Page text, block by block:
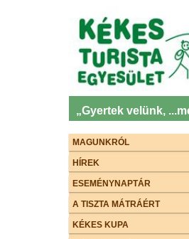
„Gyertek velünk,
MAGUNKRÓL
HÍREK
ESEMÉNYNAPTÁR
A TISZTA MÁTRÁÉRT
KÉKES KUPA